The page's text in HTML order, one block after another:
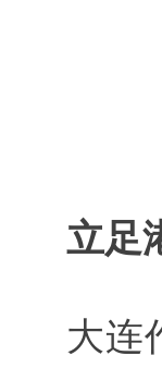
立足
大连